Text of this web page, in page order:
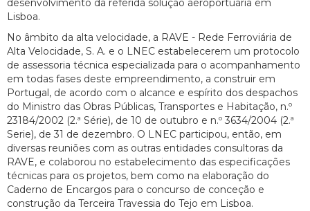
desenvolvimento da referida solução aeroportuária em
Lisboa.
No âmbito da alta velocidade, a RAVE - Rede Ferroviária de
Alta Velocidade, S. A. e o LNEC estabelecerem um protocolo
de assessoria técnica especializada para o acompanhamento
em todas fases deste empreendimento, a construir em
Portugal, de acordo com o alcance e espírito dos despachos
do Ministro das Obras Públicas, Transportes e Habitação, n.º
23184/2002 (2.ª Série), de 10 de outubro e n.º 3634/2004 (2.ª
Serie), de 31 de dezembro. O LNEC participou, então, em
diversas reuniões com as outras entidades consultoras da
RAVE, e colaborou no estabelecimento das especificações
técnicas para os projetos, bem como na elaboração do
Caderno de Encargos para o concurso de conceção e
construção da Terceira Travessia do Tejo em Lisboa.